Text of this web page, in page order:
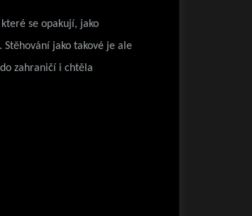
se opakují, jako
jako takové je ale
zahraničí i chtěla